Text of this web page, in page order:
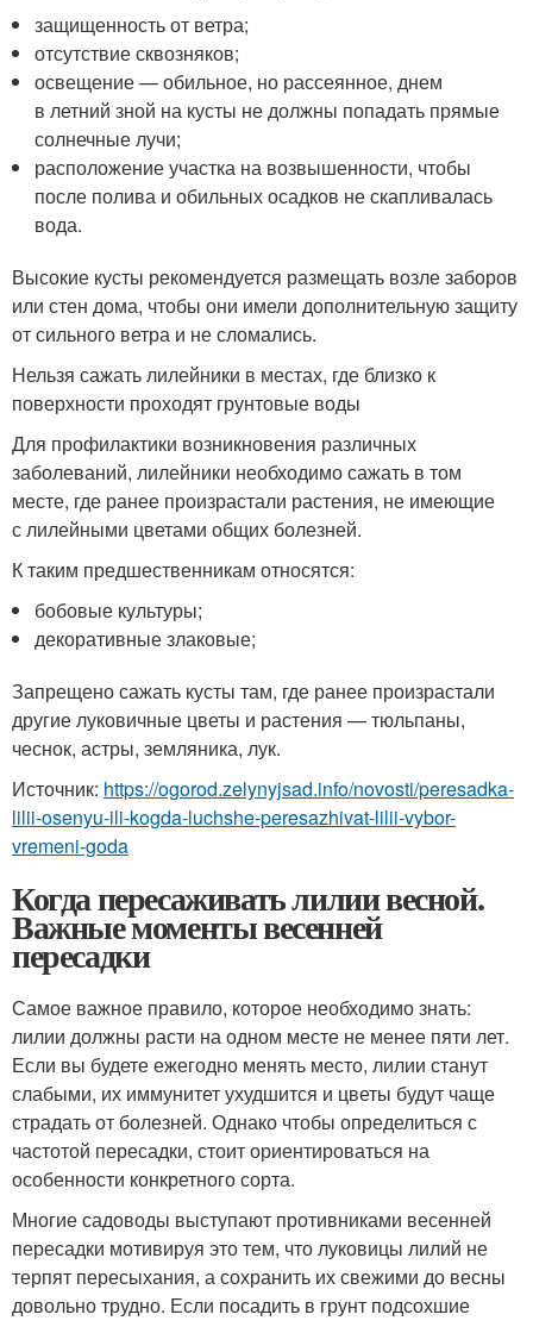
защищенность от ветра;
отсутствие сквозняков;
освещение — обильное, но рассеянное, днем
в летний зной на кусты не должны попадать прямые
солнечные лучи;
расположение участка на возвышенности, чтобы
после полива и обильных осадков не скапливалась
вода.
Высокие кусты рекомендуется размещать возле заборов
или стен дома, чтобы они имели дополнительную защиту
от сильного ветра и не сломались.
Нельзя сажать лилейники в местах, где близко к
поверхности проходят грунтовые воды
Для профилактики возникновения различных
заболеваний, лилейники необходимо сажать в том
месте, где ранее произрастали растения, не имеющие
с лилейными цветами общих болезней.
К таким предшественникам относятся:
бобовые культуры;
декоративные злаковые;
Запрещено сажать кусты там, где ранее произрастали
другие луковичные цветы и растения — тюльпаны,
чеснок, астры, земляника, лук.
Источник: https://ogorod.zelynyjsad.info/novosti/peresadka-
lilii-osenyu-ili-kogda-luchshe-peresazhivat-lilii-vybor-
vremeni-goda
Когда пересаживать лилии весной.
Важные моменты весенней
пересадки
Самое важное правило, которое необходимо знать:
лилии должны расти на одном месте не менее пяти лет.
Если вы будете ежегодно менять место, лилии станут
слабыми, их иммунитет ухудшится и цветы будут чаще
страдать от болезней. Однако чтобы определиться с
частотой пересадки, стоит ориентироваться на
особенности конкретного сорта.
Многие садоводы выступают противниками весенней
пересадки мотивируя это тем, что луковицы лилий не
терпят пересыхания, а сохранить их свежими до весны
довольно трудно. Если посадить в грунт подсохшие